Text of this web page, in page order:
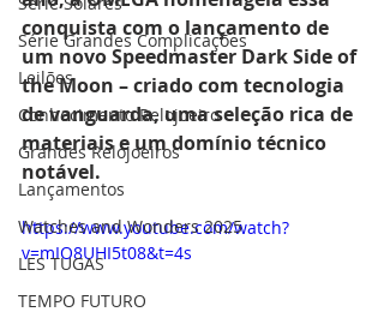
Série Grandes Complicações
Leilões
Conhecimento Relojoeiro
Grandes Relojoeiros
Lançamentos
Watches and Wonders 2025
LES TUGAS
TEMPO FUTURO
conquista com o lançamento de
um novo Speedmaster Dark Side of
the Moon – criado com tecnologia
de vanguarda, uma seleção rica de
materiais e um domínio técnico
notável.
https://www.youtube.com/watch?
v=mIO8UHI5t08&t=4s